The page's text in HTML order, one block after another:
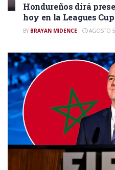
Hondureños dirá
hoy en la Leagues Cup
BY BRAYAN MIDENCE AGOSTO